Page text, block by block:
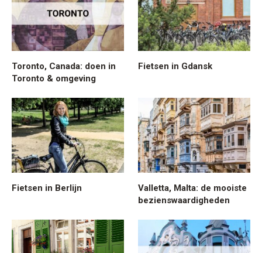
Toronto, Canada: doen in
Toronto & omgeving
Fietsen in Gdansk
Fietsen in Berlijn
Valletta, Malta: de mooiste
bezienswaardigheden